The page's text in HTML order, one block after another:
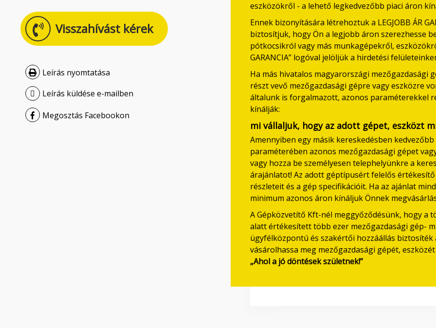
Visszahívást kérek
Leírás nyomtatása
Leírás küldése e-mailben
Megosztás Facebookon
eszközökről - a lehető legkedvezőbb piaci áron
Ennek bizonyítására létrehoztuk a LEGJOBB ÁR
biztosítjuk, hogy Ön a legjobb áron szerezhesse
pótkocsikról vagy más munkagépekről,
GARANCIA” logóval jelöljük a hirdetési
Ha más hivatalos magyarországi
részt vevő mezőgazdasági gépre vagy eszközre
általunk is forgalmazott, azonos paraméterekkel
kínálják:
mi vállaljuk, hogy az adott gépet, eszközt
Amennyiben egy másik kereskedésben
paraméterében azonos mezőgazdasági gépet
vagy hozza be személyesen telephelyünkre a
árajánlatot! Az adott géptípusért felelős
részleteit és a gép specifikációit. Ha az ajánlat
minimum azonos áron kínáljuk Önnek
A Gépközvetítő Kft-nél meggyőződésünk, hogy a
alatt értékesített több ezer mezőgazdasági gép-
ügyfélközpontú és szakértői hozzáállás biztosíték
vásárolhassa meg mezőgazdasági gépét,
„Ahol a jó döntések születnek!”